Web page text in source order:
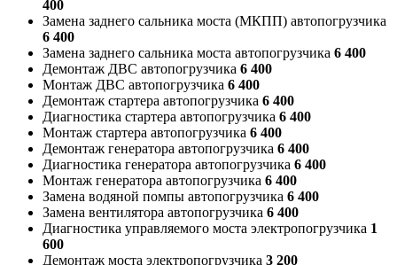
400
Замена заднего сальника моста (МКПП) автопогрузчика
6 400
Замена заднего сальника моста автопогрузчика 6 400
Демонтаж ДВС автопогрузчика 6 400
Монтаж ДВС автопогрузчика 6 400
Демонтаж стартера автопогрузчика 6 400
Диагностика стартера автопогрузчика 6 400
Монтаж стартера автопогрузчика 6 400
Демонтаж генератора автопогрузчика 6 400
Диагностика генератора автопогрузчика 6 400
Монтаж генератора автопогрузчика 6 400
Замена водяной помпы автопогрузчика 6 400
Замена вентилятора автопогрузчика 6 400
Диагностика управляемого моста электропогрузчика 1
600
Демонтаж моста электропогрузчика 3 200